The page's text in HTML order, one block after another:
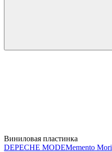
Виниловая пластинка
DEPECHE MODEMemento Mori